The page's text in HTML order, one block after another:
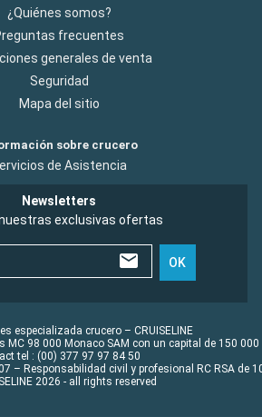
¿Quiénes somos?
frecuentes
generales de venta
Seguridad
Mapa del sitio
sobre crucero
de Asistencia
Newsletters
exclusivas ofertas
OK
especializada crucero – CRUISELINE
MC 98 000 Monaco SAM con un capital de 150 000
tel : (00) 377 97 97 84 50
– Responsabilidad civil y profesional RC RSA de
2026 - all rights reserved